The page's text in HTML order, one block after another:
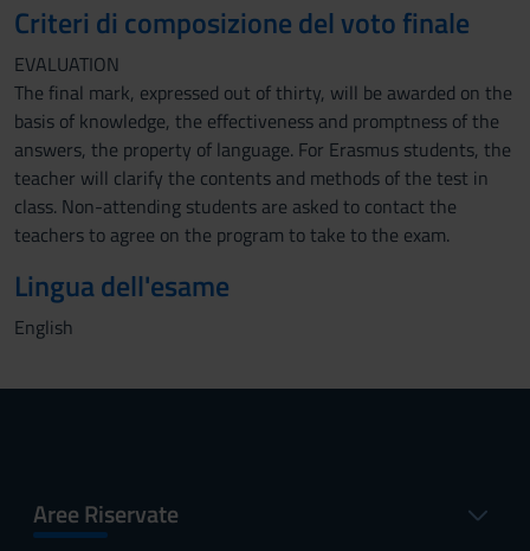
Criteri di composizione del voto finale
EVALUATION
The final mark, expressed out of thirty, will be awarded on the
basis of knowledge, the effectiveness and promptness of the
answers, the property of language. For Erasmus students, the
teacher will clarify the contents and methods of the test in
class. Non-attending students are asked to contact the
teachers to agree on the program to take to the exam.
Lingua dell'esame
English
Aree Riservate